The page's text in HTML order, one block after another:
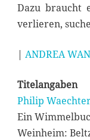
Dazu braucht
verlieren,
| ANDREA
Titelangaben
Philip
Ein
Weinheim: